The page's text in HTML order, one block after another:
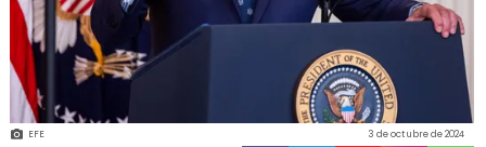
EFE 3 de octubre de 2024